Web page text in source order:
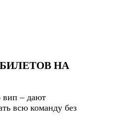
НА
вип – дают
всю команду без